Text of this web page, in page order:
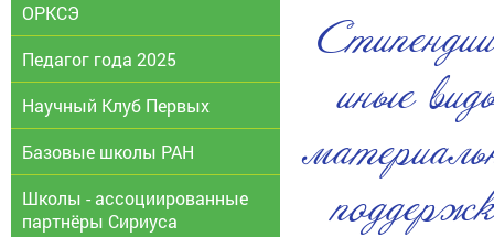
ОРКСЭ
Педагог года 2025
Научный Клуб Первых
Базовые школы РАН
Школы - ассоциированные
партнёры Сириуса
иные